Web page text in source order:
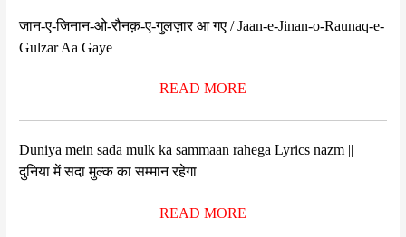
जान-ए-जिनान-ओ-रौनक़-ए-गुलज़ार आ गए / Jaan-e-Jinan-o-Raunaq-e-
Gulzar Aa Gaye
READ MORE
Duniya mein sada mulk ka sammaan rahega Lyrics nazm ||
दुनिया में सदा मुल्क का सम्मान रहेगा
READ MORE